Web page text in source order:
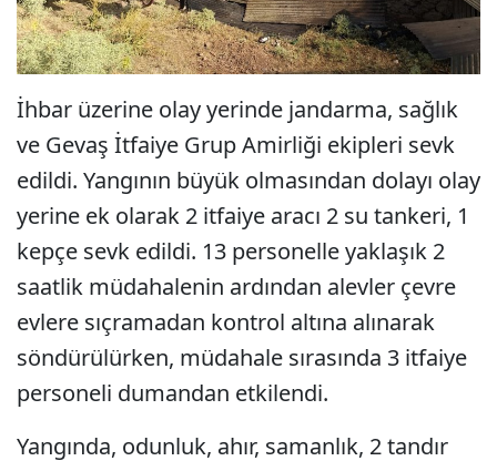
İhbar üzerine olay yerinde jandarma, sağlık
ve Gevaş İtfaiye Grup Amirliği ekipleri sevk
edildi. Yangının büyük olmasından dolayı olay
yerine ek olarak 2 itfaiye aracı 2 su tankeri, 1
kepçe sevk edildi. 13 personelle yaklaşık 2
saatlik müdahalenin ardından alevler çevre
evlere sıçramadan kontrol altına alınarak
söndürülürken, müdahale sırasında 3 itfaiye
personeli dumandan etkilendi.
Yangında, odunluk, ahır, samanlık, 2 tandır